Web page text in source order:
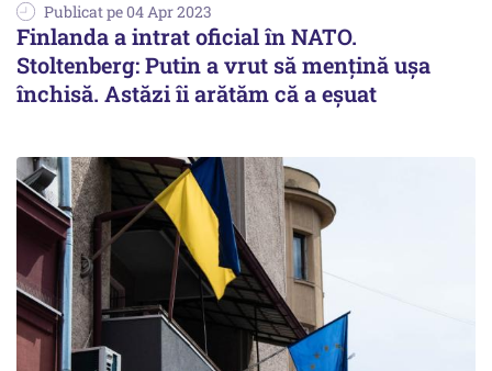
Publicat pe 04 Apr 2023
Finlanda a intrat oficial în NATO.
Stoltenberg: Putin a vrut să menţină uşa
închisă. Astăzi îi arătăm că a eşuat